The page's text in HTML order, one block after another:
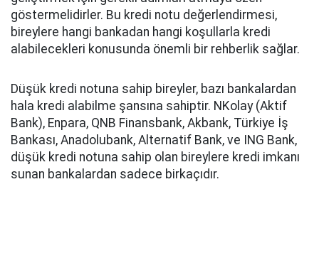
göstermelidirler. Bu kredi notu değerlendirmesi,
bireylere hangi bankadan hangi koşullarla kredi
alabilecekleri konusunda önemli bir rehberlik sağlar.
Düşük kredi notuna sahip bireyler, bazı bankalardan
hala kredi alabilme şansına sahiptir. NKolay (Aktif
Bank), Enpara, QNB Finansbank, Akbank, Türkiye İş
Bankası, Anadolubank, Alternatif Bank, ve ING Bank,
düşük kredi notuna sahip olan bireylere kredi imkanı
sunan bankalardan sadece birkaçıdır.